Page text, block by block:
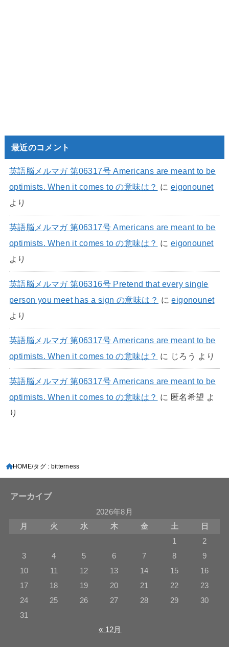
最近のコメント
英語脳メルマガ 第06317号 Americans are meant to be
optimists. When it comes to の意味は？ に eigonounet
より
英語脳メルマガ 第06317号 Americans are meant to be
optimists. When it comes to の意味は？ に eigonounet
より
英語脳メルマガ 第06316号 Pretend that every single
person you meet has a sign の意味は？ にeigonounet
より
英語脳メルマガ 第06317号 Americans are meant to be
optimists. When it comes to の意味は？ に じろう より
英語脳メルマガ 第06317号 Americans are meant to be
optimists. When it comes to の意味は？ に 匿名希望 よ
り
HOME タグ : bitterness
アーカイブ
2026年8月
月
火 水 木 金 土
日
1
2
3
4 5 6 7 8
9
10
11 12 13 14 15
16
17
18 19 20 21 22
23
24
25 26 27 28 29
30
31
« 12月